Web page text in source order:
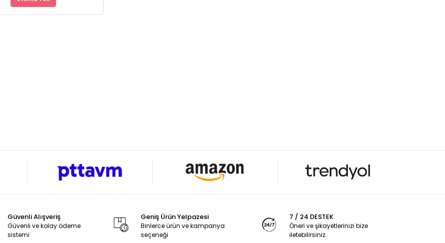
Güvenli Alışveriş
Güvenli ve kolay ödeme
sistemi
Geniş Ürün Yelpazesi
Binlerce ürün ve kampanya
seçeneği
7 / 24 DESTEK
Öneri ve şikayetlerinizi bize
iletebilirsiniz.